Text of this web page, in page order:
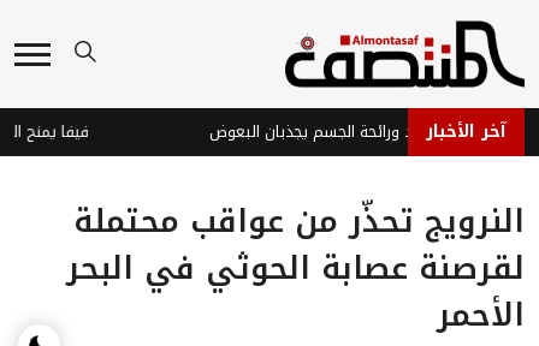
آخر الأخبار
بكتيريا الجلد ورائحة الجسم يجذبان البعوض
النرويج تحذّر من عواقب محتملة
لقرصنة عصابة الحوثي في البحر
الأحمر